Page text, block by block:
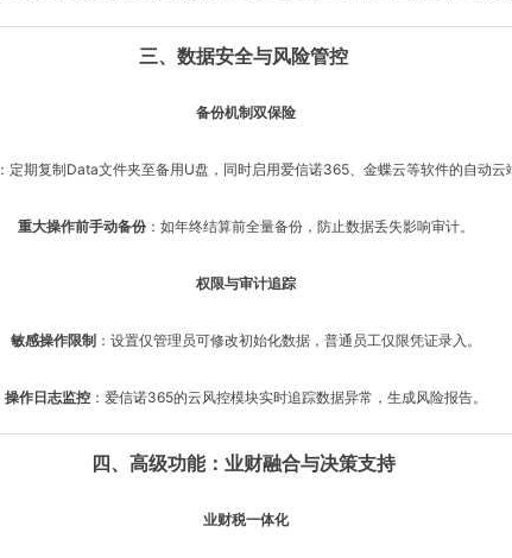
三、数据安全与风险管控
备份机制双保险
：定期复制Data文件夹至备用U盘，同时启用爱信诺365、金蝶云等软件的自动云
重大操作前手动备份 ：如年终结算前全量备份，防止数据丢失影响审计。
权限与审计追踪
敏感操作限制 ：设置仅管理员可修改初始化数据，普通员工仅限凭证录入。
操作日志监控 ：爱信诺365的云风控模块实时追踪数据异常，生成风险报告。
四、高级功能：业财融合与决策支持
业财税一体化